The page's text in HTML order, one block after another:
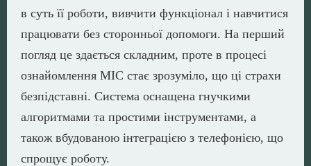
в суть її роботи, вивчити функціонал і навчитися
працювати без сторонньої допомоги. На перший
погляд це здається складним, проте в процесі
ознайомлення МІС стає зрозуміло, що ці страхи
безпідставні. Система оснащена гнучкими
алгоритмами та простими інструментами, а
також вбудованою інтеграцією з телефонією, що
спрощує роботу.